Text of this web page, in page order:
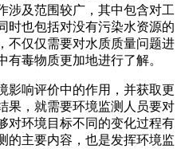
涉及范围较广，其中包含对工
时也包括对没有污染水资源的
不仅仅需要对水质质量问题进
毒物质更加地进行了解。
影响评价中的作用，并获取更
果，就需要环境监测人员要对
对环境目标不同的变化过程有
的主要内容，也是发挥环境监